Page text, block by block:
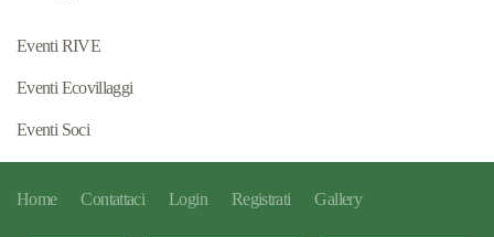
Eventi RIVE
Eventi Ecovillaggi
Eventi Soci
Home Contattaci Login Registrati Gallery